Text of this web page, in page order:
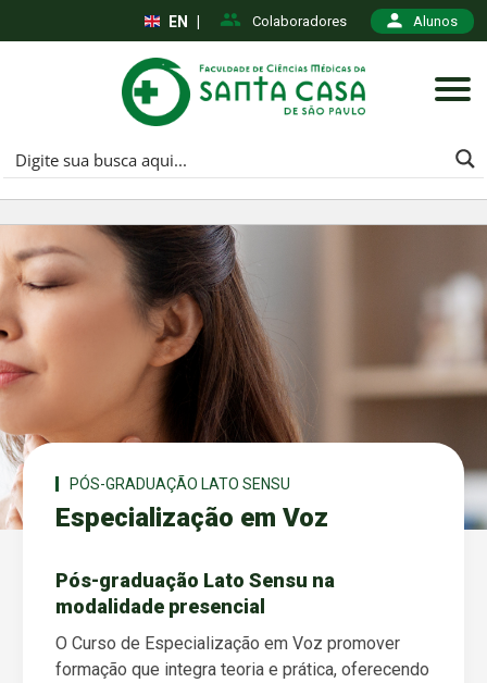
Colaboradores Alunos
EN
PÓS-GRADUAÇÃO LATO SENSU
Especialização em Voz
Pós-graduação Lato Sensu na
modalidade presencial
O Curso de Especialização em Voz promover
formação que integra teoria e prática, oferecendo